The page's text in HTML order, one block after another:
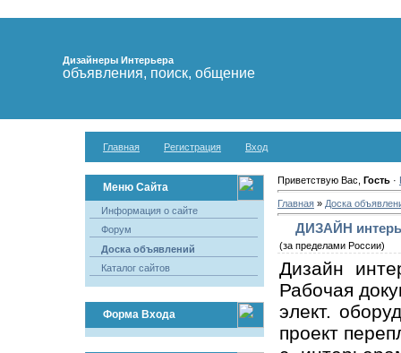
Дизайнеры Интерьера
объявления, поиск, общение
Главная Регистрация Вход
Меню Сайта
Информация о сайте
Форум
Доска объявлений
Каталог сайтов
Форма Входа
Приветствую Вас, Гость·
Главная» Доска
ДИЗАЙН
(за пределами России)
Дизайн
Рабочая
элект.
проект